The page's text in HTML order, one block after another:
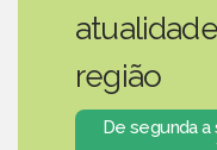
região
De segunda a